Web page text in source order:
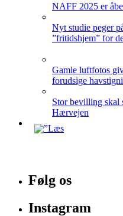
NAFF 2025 er
Nyt studie peger
”fritidshjem” for
Gamle luftfotos
forudsige
Stor bevilling skal
Hærvejen
Følg os
Instagram